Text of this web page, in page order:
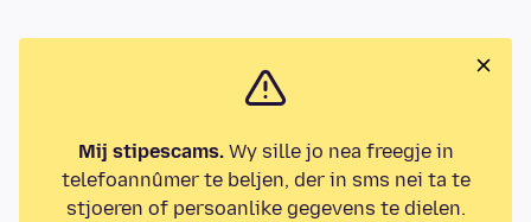
Mij stipescams.Wy sille jo nea freegje in
telefoannûmer te beljen, der in sms nei ta te
stjoeren of persoanlike gegevens te dielen.